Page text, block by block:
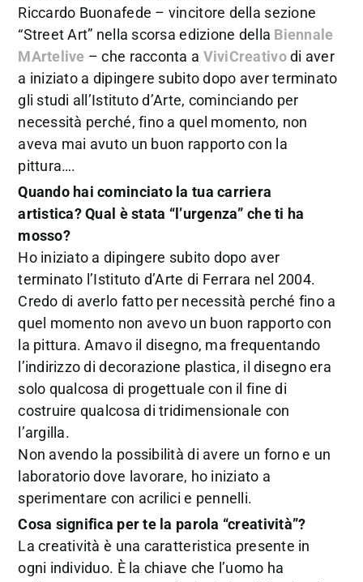
Riccardo Buonafede – vincitore della sezione
“Street Art” nella scorsa edizione della Biennale
MArtelive – che racconta a ViviCreativo di aver
a iniziato a dipingere subito dopo aver terminato
gli studi all’Istituto d’Arte, cominciando per
necessità perché, fino a quel momento, non
aveva mai avuto un buon rapporto con la
pittura….
Quando hai cominciato la tua carriera
artistica? Qual è stata “l’urgenza” che ti ha
mosso?
Ho iniziato a dipingere subito dopo aver
terminato l’Istituto d’Arte di Ferrara nel 2004.
Credo di averlo fatto per necessità perché fino a
quel momento non avevo un buon rapporto con
la pittura. Amavo il disegno, ma frequentando
l’indirizzo di decorazione plastica, il disegno era
solo qualcosa di progettuale con il fine di
costruire qualcosa di tridimensionale con
l’argilla.
Non avendo la possibilità di avere un forno e un
laboratorio dove lavorare, ho iniziato a
sperimentare con acrilici e pennelli.
Cosa significa per te la parola “creatività”?
La creatività è una caratteristica presente in
ogni individuo. È la chiave che l’uomo ha